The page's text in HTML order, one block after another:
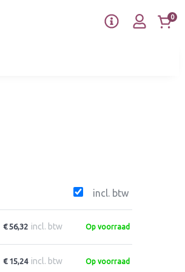
0
incl. btw
€ 56,32 incl. btw Op voorraad
€ 15,24 incl. btw Op voorraad